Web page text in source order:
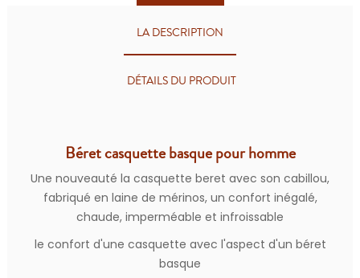
LA DESCRIPTION
DÉTAILS DU PRODUIT
Béret casquette basque pour homme
Une nouveauté la casquette beret avec son cabillou,
fabriqué en laine de mérinos, un confort inégalé,
chaude, imperméable et infroissable
le confort d'une casquette avec l'aspect d'un béret
basque